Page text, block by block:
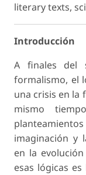
literary texts,
Introducción
A finales del
formalismo, el
una crisis en la
mismo
imaginación y
en la
esas lógicas